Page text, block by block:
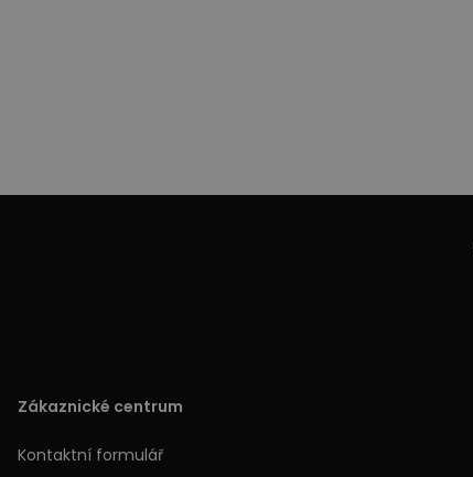
Zákaznické centrum
Kontaktní formulář